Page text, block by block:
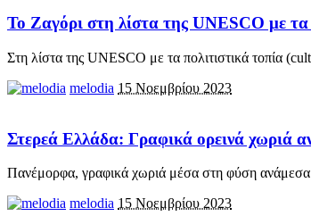
Το Ζαγόρι στη λίστα της UNESCO με τα
Στη λίστα της UNESCO με τα πολιτιστικά τοπία
melodia 15 Νοεμβρίου 2023
Στερεά Ελλάδα: Γραφικά ορεινά χωριά
Πανέμορφα, γραφικά χωριά μέσα στη φύση ανάμεσα
melodia 15 Νοεμβρίου 2023